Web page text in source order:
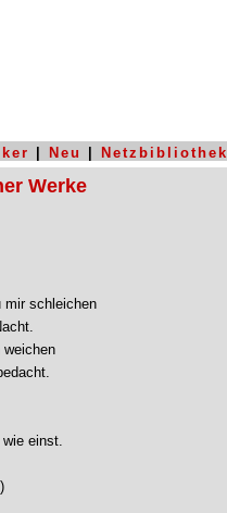
Neu Netzbibliothek
Werke
mir schleichen
weichen
einst.